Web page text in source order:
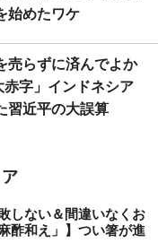
始めたワケ
売らずに済んでよか
赤字」インドネシア
習近平の大誤算
しない＆間違いなくお
酢和え」】つい箸が進